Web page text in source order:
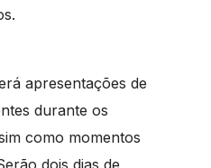
apresentações de
durante os
como momentos
dois dias de